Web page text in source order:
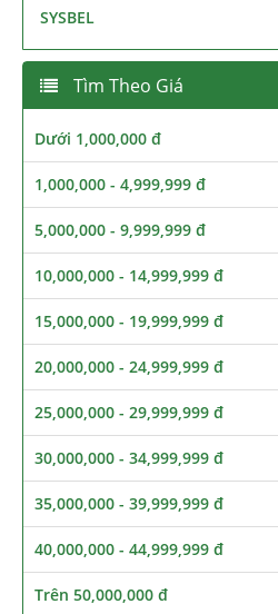
SYSBEL
Tìm Theo Giá
Dưới 1,000,000 đ
1,000,000 - 4,999,999 đ
5,000,000 - 9,999,999 đ
10,000,000 - 14,999,999 đ
15,000,000 - 19,999,999 đ
20,000,000 - 24,999,999 đ
25,000,000 - 29,999,999 đ
30,000,000 - 34,999,999 đ
35,000,000 - 39,999,999 đ
40,000,000 - 44,999,999 đ
Trên 50,000,000 đ